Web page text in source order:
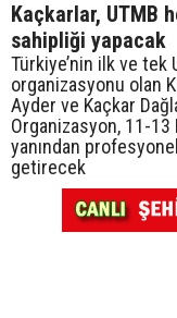
Kaçkarlar, UTMB
sahipliği yapacak
Türkiye’nin ilk ve tek
organizasyonu olan
Ayder ve Kaçkar
Organizasyon, 11-
yanından
getirecek